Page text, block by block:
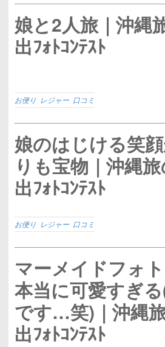
娘と2人旅｜沖縄
出ﾌｫﾄｺﾝﾃｽﾄ
お便り レジャー 口コミ
娘のはじける笑
りも宝物｜沖縄
出ﾌｫﾄｺﾝﾃｽﾄ
お便り レジャー 口コミ
マーメイドフォ
本当に可愛すぎ
です…笑)｜沖縄
出ﾌｫﾄｺﾝﾃｽﾄ